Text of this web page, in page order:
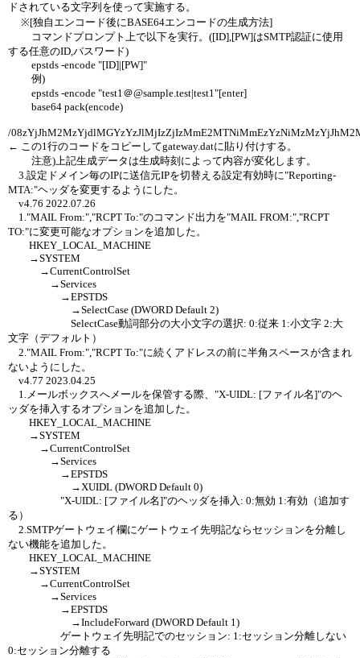
ドされている文字列を使って実施する。
※[独自エンコード後にBASE64エンコードの生成方法]
コマンドプロンプト上で以下を実行。([ID],[PW]はSMTP認証に使用
する任意のID,パスワード)
epstds -encode "[ID]|[PW]"
例)
epstds -encode "test1＠@sample.test|test1"[enter]
base64 pack(encode)
/
← この1行のコードをコピーしてgateway.datに貼り付けする。
注意)上記生成データは生成時刻によって内容が変化します。
3.設定ドメイン毎のIPに送信元IPを切替える設定有効時に"Reporting-
MTA:"ヘッダを変更するようにした。
v4.76 2022.07.26
1."MAIL From:","RCPT To:"のコマンド出力を"MAIL FROM:","RCPT
TO:"に変更可能なオプションを追加した。
HKEY_LOCAL_MACHINE
→SYSTEM
→CurrentControlSet
→Services
→EPSTDS
→SelectCase (DWORD Default 2)
SelectCase動詞部分の大小文字の選択: 0:従来 1:小文字 2:大
文字（デフォルト）
2."MAIL From:","RCPT To:"に続くアドレスの前に半角スペースが含まれ
ないようにした。
v4.77 2023.04.25
1.メールボックスへメールを保管する際、"X-UIDL: [ファイル名]"のヘ
ッダを挿入するオプションを追加した。
HKEY_LOCAL_MACHINE
→SYSTEM
→CurrentControlSet
→Services
→EPSTDS
→XUIDL (DWORD Default 0)
"X-UIDL: [ファイル名]"のヘッダを挿入: 0:無効 1:有効（追加す
る）
2.SMTPゲートウェイ欄にゲートウェイ先明記ならセッションを分離し
ない機能を追加した。
HKEY_LOCAL_MACHINE
→SYSTEM
→CurrentControlSet
→Services
→EPSTDS
→IncludeForward (DWORD Default 1)
ゲートウェイ先明記でのセッション: 1:セッション分離しない
0:セッション分離する